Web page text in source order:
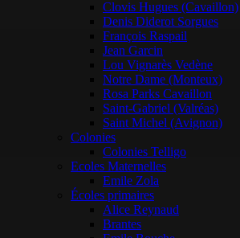
Clovis Hugues (Cavaillon)
Denis Diderot Sorgues
François Raspail
Jean Garcin
Lou Vignarès Vedène
Notre Dame (Monteux)
Rosa Parks Cavaillon
Saint-Gabriel (Valréas)
Saint Michel (Avignon)
Colonies
Colonies Telligo
Ecoles Maternelles
Emile Zola
Écoles primaires
Alice Reynaud
Brantes